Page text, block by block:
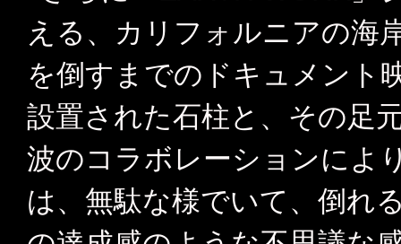
える、カリフォルニアの海
を倒すまでのドキュメント
設置された石柱と、その足
波のコラボレーションによ
は、無駄な様でいて、倒れ